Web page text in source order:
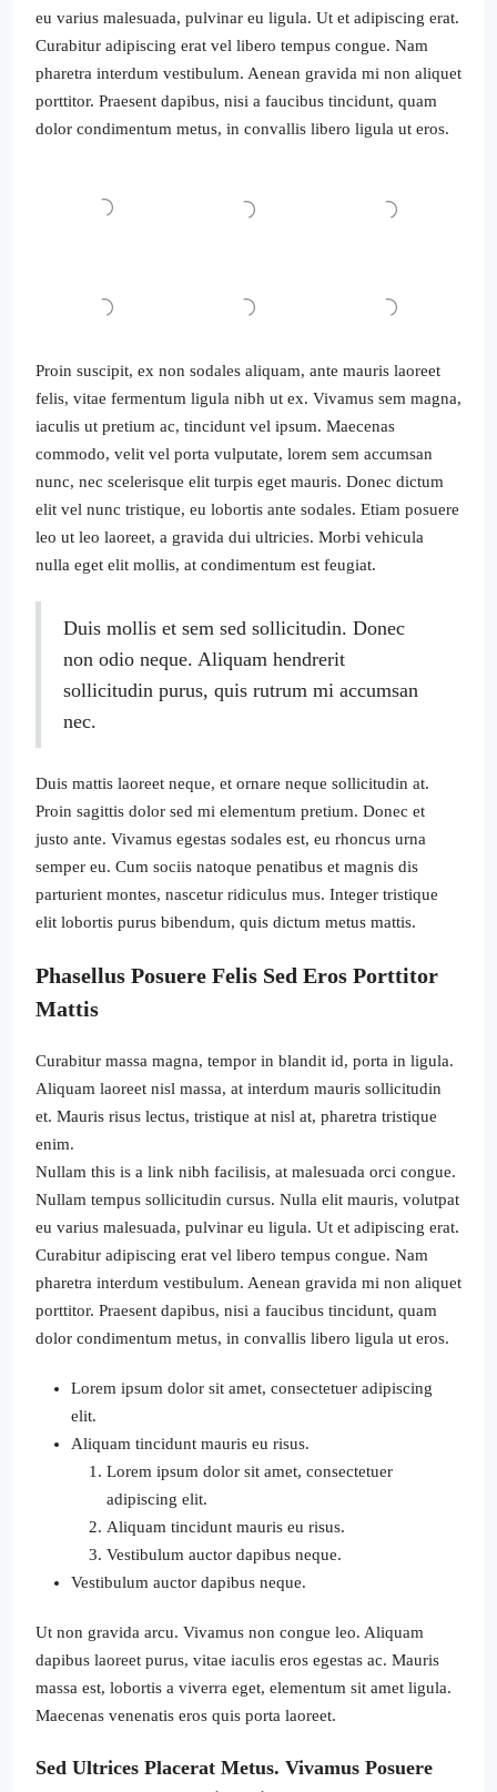
eu varius malesuada, pulvinar eu ligula. Ut et adipiscing erat.
Curabitur adipiscing erat vel libero tempus congue. Nam
pharetra interdum vestibulum. Aenean gravida mi non aliquet
porttitor. Praesent dapibus, nisi a faucibus tincidunt, quam
dolor condimentum metus, in convallis libero ligula ut eros.
Proin suscipit, ex non sodales aliquam, ante mauris laoreet
felis, vitae fermentum ligula nibh ut ex. Vivamus sem magna,
iaculis ut pretium ac, tincidunt vel ipsum. Maecenas
commodo, velit vel porta vulputate, lorem sem accumsan
nunc, nec scelerisque elit turpis eget mauris. Donec dictum
elit vel nunc tristique, eu lobortis ante sodales. Etiam posuere
leo ut leo laoreet, a gravida dui ultricies. Morbi vehicula
nulla eget elit mollis, at condimentum est feugiat.
Duis mollis et sem sed sollicitudin. Donec
non odio neque. Aliquam hendrerit
sollicitudin purus, quis rutrum mi accumsan
nec.
Duis mattis laoreet neque, et ornare neque sollicitudin at.
Proin sagittis dolor sed mi elementum pretium. Donec et
justo ante. Vivamus egestas sodales est, eu rhoncus urna
semper eu. Cum sociis natoque penatibus et magnis dis
parturient montes, nascetur ridiculus mus. Integer tristique
elit lobortis purus bibendum, quis dictum metus mattis.
Phasellus Posuere Felis Sed Eros Porttitor
Mattis
Curabitur massa magna, tempor in blandit id, porta in ligula.
Aliquam laoreet nisl massa, at interdum mauris sollicitudin
et. Mauris risus lectus, tristique at nisl at, pharetra tristique
enim.
Nullam this is a link nibh facilisis, at malesuada orci congue.
Nullam tempus sollicitudin cursus. Nulla elit mauris, volutpat
eu varius malesuada, pulvinar eu ligula. Ut et adipiscing erat.
Curabitur adipiscing erat vel libero tempus congue. Nam
pharetra interdum vestibulum. Aenean gravida mi non aliquet
porttitor. Praesent dapibus, nisi a faucibus tincidunt, quam
dolor condimentum metus, in convallis libero ligula ut eros.
Lorem ipsum dolor sit amet, consectetuer adipiscing
elit.
Aliquam tincidunt mauris eu risus.
Lorem ipsum dolor sit amet, consectetuer
adipiscing elit.
Aliquam tincidunt mauris eu risus.
Vestibulum auctor dapibus neque.
Vestibulum auctor dapibus neque.
Ut non gravida arcu. Vivamus non congue leo. Aliquam
dapibus laoreet purus, vitae iaculis eros egestas ac. Mauris
massa est, lobortis a viverra eget, elementum sit amet ligula.
Maecenas venenatis eros quis porta laoreet.
Sed Ultrices Placerat Metus. Vivamus Posuere